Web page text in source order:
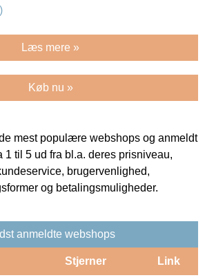
Læs mere »
Køb nu »
mest populære webshops og anmeldt
1 til 5 ud fra bl.a. deres prisniveau,
brugervenlighed,
og betalingsmuligheder.
anmeldte webshops
Stjerner Link